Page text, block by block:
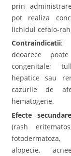
prin
pot realiza
lichidul cefalo-
Contraindicatii:
deoarece
congenitale;
hepatice sau
cazurile de
hematogene.
Efecte secundare
(rash
alopecie,